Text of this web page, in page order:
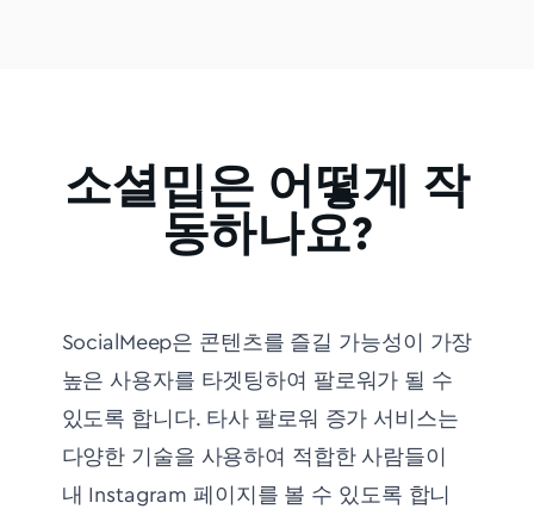
소셜밉은 어떻게 작
동하나요?
SocialMeep은 콘텐츠를 즐길 가능성이 가장
높은 사용자를 타겟팅하여 팔로워가 될 수
있도록 합니다. 타사 팔로워 증가 서비스는
다양한 기술을 사용하여 적합한 사람들이
내 Instagram 페이지를 볼 수 있도록 합니